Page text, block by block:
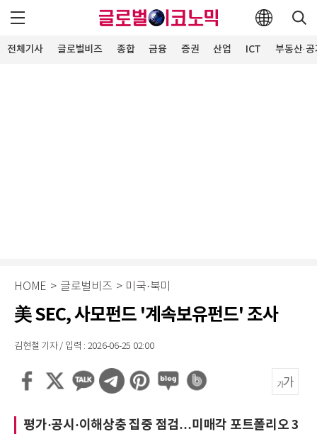
전체기사 글로벌비즈 종합 금융 증권 산업 ICT 부동산·
HOME > 글로벌비즈 > 미국·북미
美 SEC, 사모펀드 '계속보유펀드' 조사
김현철 기자 / 입력 : 2026-06-25 02:00
평가·공시·이해상충 집중 점검…미매각 포트폴리오 3